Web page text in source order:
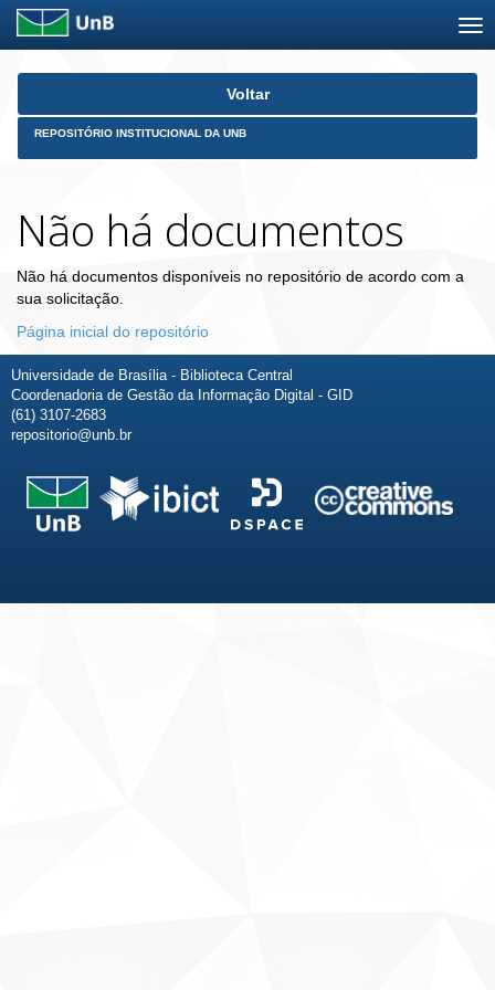
Skip
Voltar
REPOSITÓRIO INSTITUCIONAL DA UNB
Não há documentos
Não há documentos disponíveis no repositório de acordo com a
sua solicitação.
Página inicial do repositório
Universidade de Brasília - Biblioteca Central
Coordenadoria de Gestão da Informação Digital - GID
(61) 3107-2683
repositorio@unb.br